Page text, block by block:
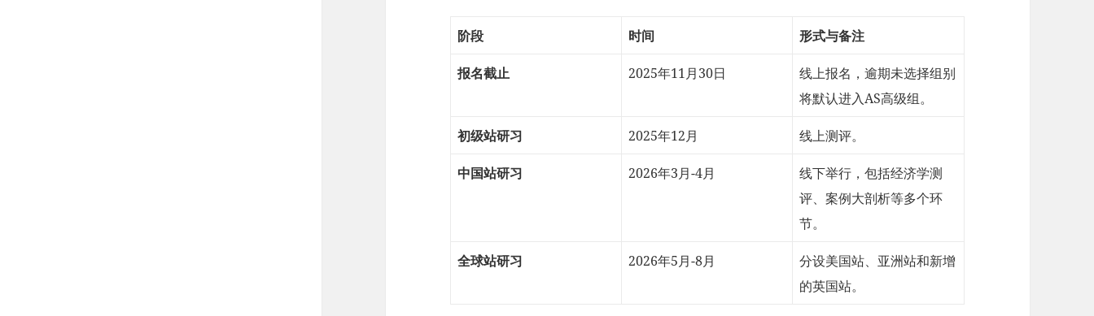
阶段 时间 形式与备注
报名截止 2025年11月30日
线上报名，逾期未选择组别
将默认进入AS高级组。
初级站研习 2025年12月 线上测评。
中国站研习 2026年3月-4月
线下举行，包括经济学测
评、案例大剖析等多个环
节。
全球站研习 2026年5月-8月
分设美国站、亚洲站和新增
的英国站。